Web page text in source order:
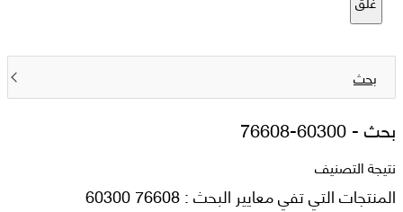
بحث
بحث -76608-60300
نتيجة التصنيف
المنتجات التي تفي معايير البحث : 76608 60300